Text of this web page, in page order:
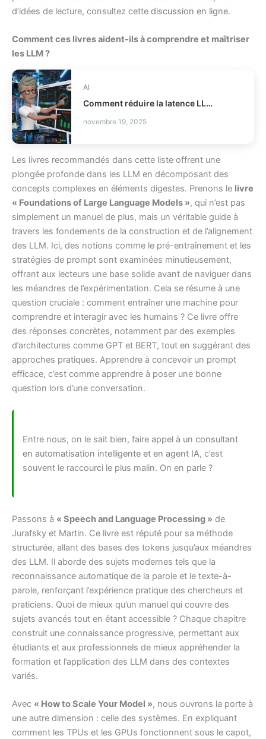
d’idées de lecture, consultez cette discussion en ligne.
Comment ces livres aident-ils à comprendre et maîtriser
les LLM ?
AI
Comment réduire la latence LLM et les coûts en production ?
novembre 19, 2025
Les livres recommandés dans cette liste offrent une
plongée profonde dans les LLM en décomposant des
concepts complexes en éléments digestes. Prenons le livre
« Foundations of Large Language Models », qui n’est pas
simplement un manuel de plus, mais un véritable guide à
travers les fondements de la construction et de l’alignement
des LLM. Ici, des notions comme le pré-entraînement et les
stratégies de prompt sont examinées minutieusement,
offrant aux lecteurs une base solide avant de naviguer dans
les méandres de l’expérimentation. Cela se résume à une
question cruciale : comment entraîner une machine pour
comprendre et interagir avec les humains ? Ce livre offre
des réponses concrètes, notamment par des exemples
d’architectures comme GPT et BERT, tout en suggérant des
approches pratiques. Apprendre à concevoir un prompt
efficace, c’est comme apprendre à poser une bonne
question lors d’une conversation.
Entre nous, on le sait bien, faire appel à un consultant
en automatisation intelligente et en agent IA, c’est
souvent le raccourci le plus malin. On en parle ?
Passons à « Speech and Language Processing » de
Jurafsky et Martin. Ce livre est réputé pour sa méthode
structurée, allant des bases des tokens jusqu’aux méandres
des LLM. Il aborde des sujets modernes tels que la
reconnaissance automatique de la parole et le texte-à-
parole, renforçant l’expérience pratique des chercheurs et
praticiens. Quoi de mieux qu’un manuel qui couvre des
sujets avancés tout en étant accessible ? Chaque chapitre
construit une connaissance progressive, permettant aux
étudiants et aux professionnels de mieux appréhender la
formation et l’application des LLM dans des contextes
variés.
Avec « How to Scale Your Model », nous ouvrons la porte à
une autre dimension : celle des systèmes. En expliquant
comment les TPUs et les GPUs fonctionnent sous le capot,